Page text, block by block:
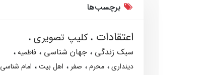
برچسب‌ها
اعتقادات کلیپ تصویری
سبک زندگی جهان شناسی
فاطمیه
دینداری
محرم صفر اهل بیت امام شناسی